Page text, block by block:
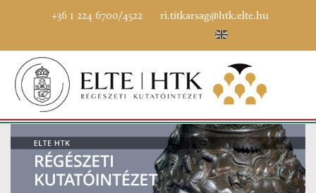
+36 1 224 6700/4522 ri.titkarsag@htk.elte.hu